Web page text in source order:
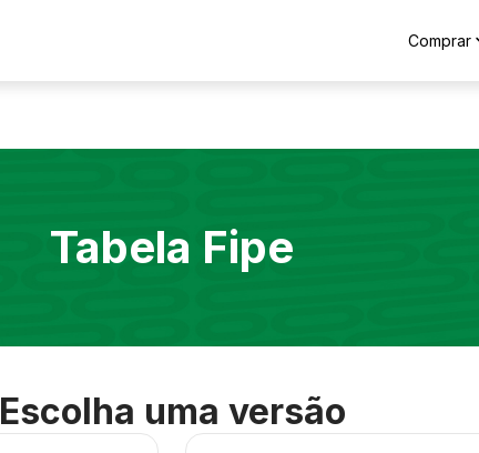
Comprar
Tabela Fipe
Escolha uma versão